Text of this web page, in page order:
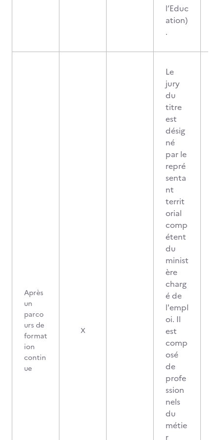
l’Educ
ation)
.
Après
un
parco
urs de
format
ion
contin
ue
X
Le
jury
du
titre
est
désig
né
par le
repré
senta
nt
territ
orial
comp
étent
du
minist
ère
charg
é de
l'empl
oi. Il
est
comp
osé
de
profe
ssion
nels
du
métie
r